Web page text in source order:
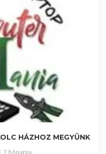
HÁZHOZ MEGYÜNK